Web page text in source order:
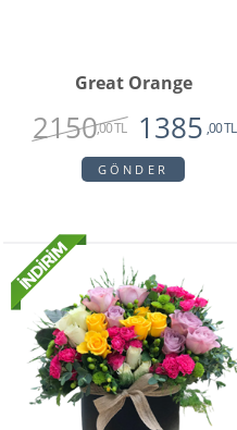
Great Orange
2150,00 TL 1385 ,00 TL
GÖNDER